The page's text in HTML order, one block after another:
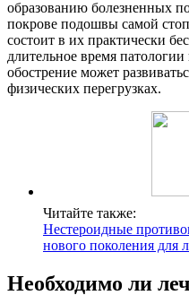
образованию болезненных
покрове подошвы самой
состоит в их практически
длительное время
обострение может
физических перегрузках.
Читайте также:
Нестероидные
нового поколения для
Необходимо ли